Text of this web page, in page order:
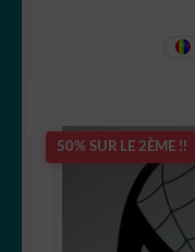
50% SUR LE 2ÈME !!